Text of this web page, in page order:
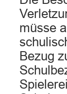
müsse
Bezug